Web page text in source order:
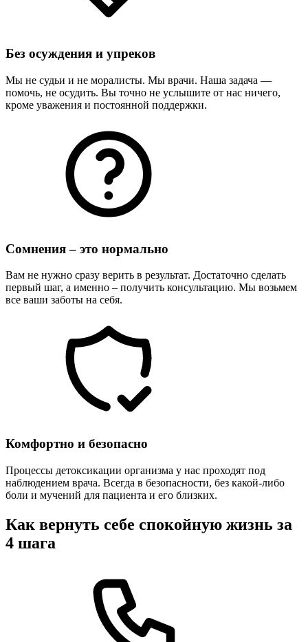
Без осуждения и упреков
Мы не судьи и не моралисты. Мы врачи. Наша задача —
помочь, не осудить. Вы точно не услышите от нас ничего,
кроме уважения и постоянной поддержки.
Сомнения – это нормально
Вам не нужно сразу верить в результат. Достаточно сделать
первый шаг, а именно – получить консультацию. Мы возьмем
все ваши заботы на себя.
Комфортно и безопасно
Процессы детоксикации организма у нас проходят под
наблюдением врача. Всегда в безопасности, без какой-либо
боли и мучений для пациента и его близких.
Как вернуть себе спокойную жизнь за
4 шага